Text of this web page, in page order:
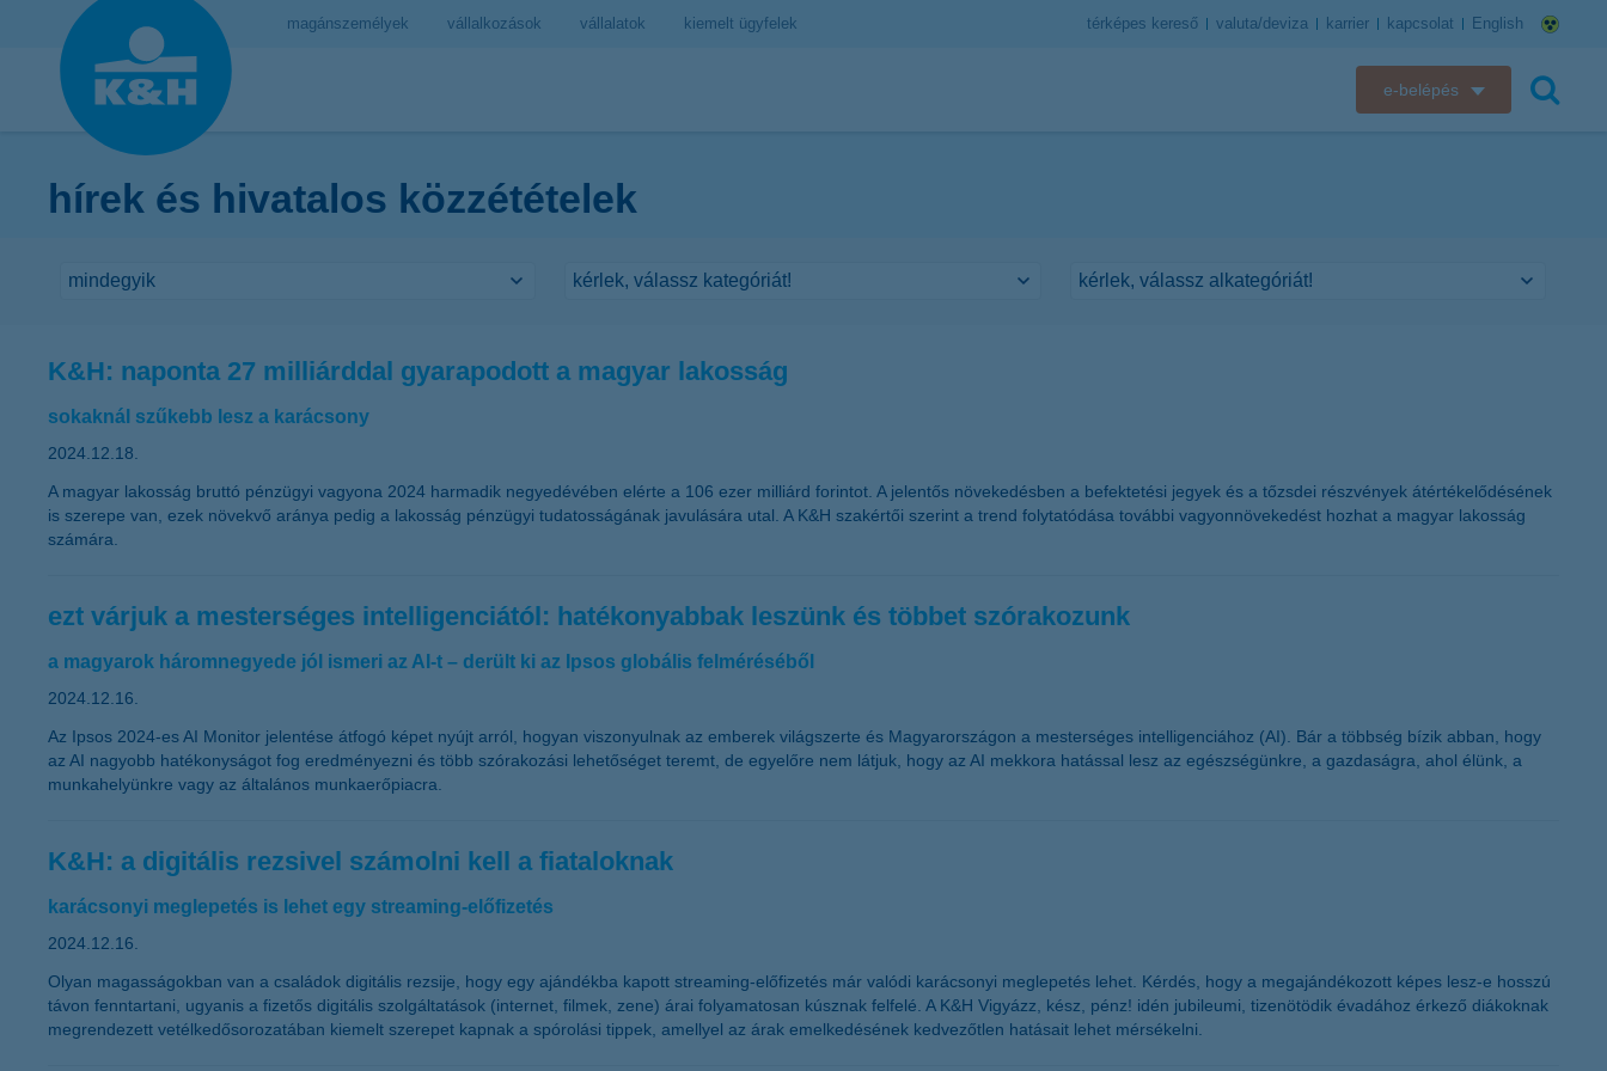
magánszemélyek vállalkozások vállalatok kiemelt ügyfelek térképes kereső valuta/deviza karrier kapcsolat English
e-belépés
K&H e-kártyafelület
hírek és hivatalos közzétételek
K&H: naponta 27 milliárddal gyarapodott a magyar lakosság
sokaknál szűkebb lesz a karácsony
2024.12.18.
A magyar lakosság bruttó pénzügyi vagyona 2024 harmadik negyedévében elérte a 106 ezer milliárd forintot. A jelentős növekedésben a befektetési jegyek és a tőzsdei részvények átértékelődésének
is szerepe van, ezek növekvő aránya pedig a lakosság pénzügyi tudatosságának javulására utal. A K&H szakértői szerint a trend folytatódása további vagyonnövekedést hozhat a magyar lakosság
számára.
ezt várjuk a mesterséges intelligenciától: hatékonyabbak leszünk és többet szórakozunk
a magyarok háromnegyede jól ismeri az AI-t – derült ki az Ipsos globális felméréséből
2024.12.16.
Az Ipsos 2024-es AI Monitor jelentése átfogó képet nyújt arról, hogyan viszonyulnak az emberek világszerte és Magyarországon a mesterséges intelligenciához (AI). Bár a többség bízik abban, hogy
az AI nagyobb hatékonyságot fog eredményezni és több szórakozási lehetőséget teremt, de egyelőre nem látjuk, hogy az AI mekkora hatással lesz az egészségünkre, a gazdaságra, ahol élünk, a
munkahelyünkre vagy az általános munkaerőpiacra.
K&H: a digitális rezsivel számolni kell a fiataloknak
karácsonyi meglepetés is lehet egy streaming-előfizetés
2024.12.16.
Olyan magasságokban van a családok digitális rezsije, hogy egy ajándékba kapott streaming-előfizetés már valódi karácsonyi meglepetés lehet. Kérdés, hogy a megajándékozott képes lesz-e hosszú
távon fenntartani, ugyanis a fizetős digitális szolgáltatások (internet, filmek, zene) árai folyamatosan kúsznak felfelé. A K&H Vigyázz, kész, pénz! idén jubileumi, tizenötödik évadához érkező diákoknak
megrendezett vetélkedősorozatában kiemelt szerepet kapnak a spórolási tippek, amellyel az árak emelkedésének kedvezőtlen hatásait lehet mérsékelni.